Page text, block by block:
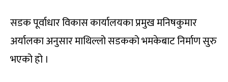
सडक पूर्वाधार विकास कार्यालयका प्रमुख मनिषकुमार
अर्यालका अनुसार माथिल्लो सडकको भमकेबाट निर्माण सुरु
भएको हो ।